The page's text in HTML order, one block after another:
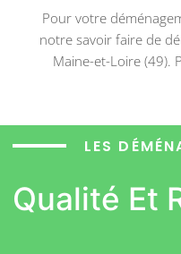
Pour votre
notre savoir faire de
Maine-et-Loire (49).
LES
Qualité Et